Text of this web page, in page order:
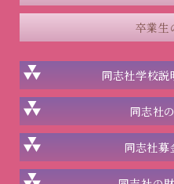
卒業生
同志社学校説
同志社
同志社募